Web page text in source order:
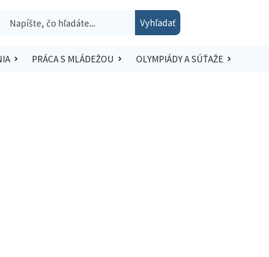
Vyhľadať
PRÁCA S MLÁDEŽOU OLYMPIÁDY A SÚŤAŽE